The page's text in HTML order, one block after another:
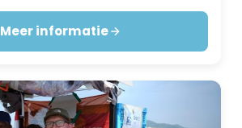
Meer informatie